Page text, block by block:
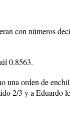
con números
0.8563.
una orden de
2/3 y a Eduardo